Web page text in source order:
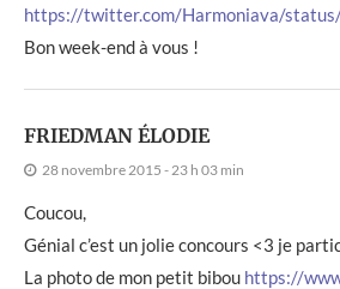
https://twitter.com/Harmoniava/
Bon week-end à vous !
FRIEDMAN ÉLODIE
28 novembre 2015 - 23 h 03 min
Coucou,
Génial c’est un jolie concours <3 je
La photo de mon petit bibou https://